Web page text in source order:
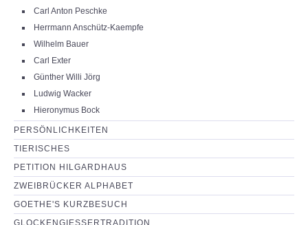
Carl Anton Peschke
Herrmann Anschütz-Kaempfe
Wilhelm Bauer
Carl Exter
Günther Willi Jörg
Ludwig Wacker
Hieronymus Bock
PERSÖNLICHKEITEN
TIERISCHES
PETITION HILGARDHAUS
ZWEIBRÜCKER ALPHABET
GOETHE'S KURZBESUCH
GLOCKENGIESSERTRADITION